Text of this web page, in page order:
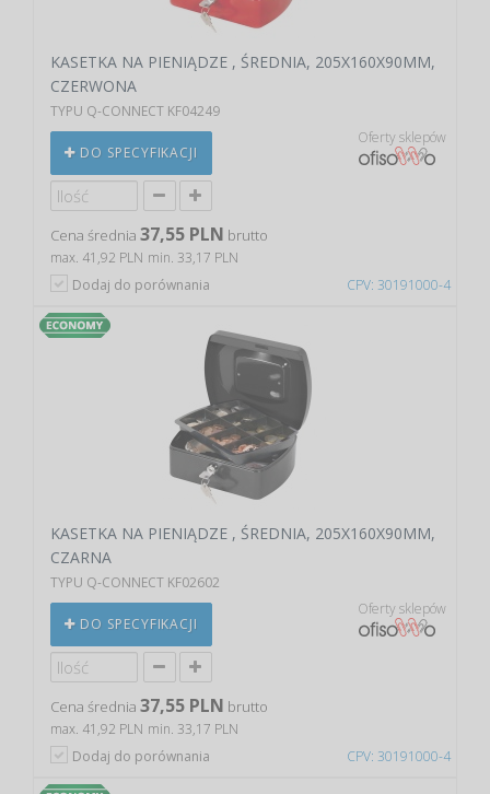
CPV: 30191000-4
KASETKA NA PIENIĄDZE , ŚREDNIA, 205X160X90MM,
CZERWONA
TYPU Q-CONNECT KF04249
DO SPECYFIKACJI
Oferty sklepów
Cena średnia 37,55 PLN brutto
max. 41,92 PLN min. 33,17 PLN
Dodaj do porównania
CPV: 30191000-4
KASETKA NA PIENIĄDZE , ŚREDNIA, 205X160X90MM,
CZARNA
TYPU Q-CONNECT KF02602
DO SPECYFIKACJI
Oferty sklepów
Cena średnia 37,55 PLN brutto
max. 41,92 PLN min. 33,17 PLN
Dodaj do porównania